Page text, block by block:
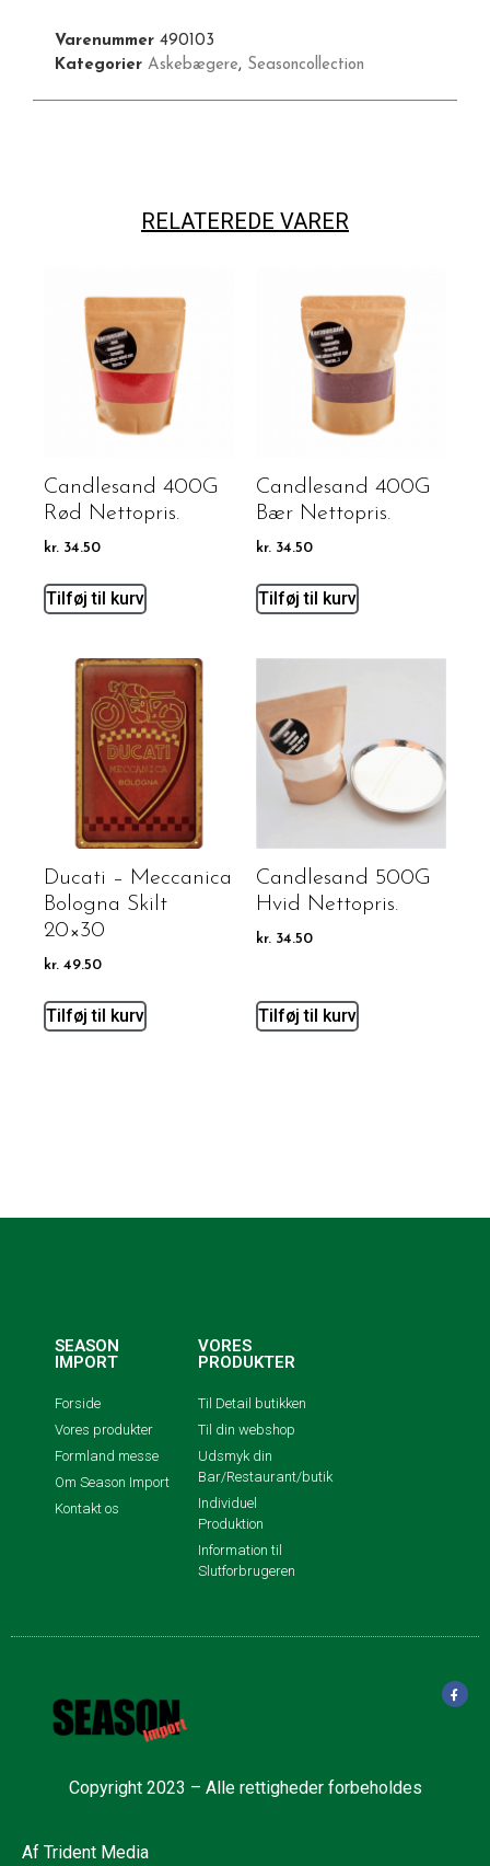
Varenummer 490103
Kategorier Askebægere, Seasoncollection
RELATEREDE VARER
Candlesand 400G
Rød Nettopris.
kr. 34.50
Tilføj til kurv
Candlesand 400G
Bær Nettopris.
kr. 34.50
Tilføj til kurv
Ducati – Meccanica
Bologna Skilt
20×30
kr. 49.50
Tilføj til kurv
Candlesand 500G
Hvid Nettopris.
kr. 34.50
Tilføj til kurv
SEASON
IMPORT
Forside
Vores produkter
Formland messe
Om Season Import
Kontakt os
VORES
PRODUKTER
Til Detail butikken
Til din webshop
Udsmyk din
Bar/Restaurant/butik
Individuel
Produktion
Information til
Slutforbrugeren
Copyright 2023 – Alle rettigheder forbeholdes
Af Trident Media